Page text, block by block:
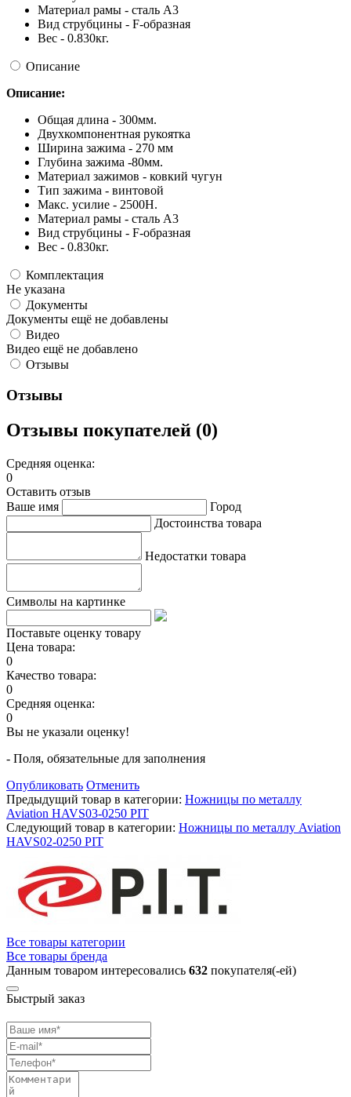
Материал рамы - сталь А3
Вид струбцины - F-образная
Вес - 0.830кг.
Описание
Описание:
Общая длина - 300мм.
Двухкомпонентная рукоятка
Ширина зажима - 270 мм
Глубина зажима -80мм.
Материал зажимов - ковкий чугун
Тип зажима - винтовой
Макс. усилие - 2500Н.
Материал рамы - сталь А3
Вид струбцины - F-образная
Вес - 0.830кг.
Комплектация
Не указана
Документы
Документы ещё не добавлены
Видео
Видео ещё не добавлено
Отзывы
Отзывы
Отзывы покупателей (0)
Средняя оценка:
0
Оставить отзыв
Ваше имя
Город
Достоинства товара
Недостатки товара
Символы на картинке
Поставьте оценку товару
Цена товара:
0
Качество товара:
0
Средняя оценка:
0
Вы не указали оценку!
- Поля, обязательные для заполнения
Опубликовать Отменить
Предыдущий товар в категории: Ножницы по металлу
Aviation HAVS03-0250 PIT
Следующий товар в категории: Ножницы по металлу Aviation
HAVS02-0250 PIT
Все товары категории
Все товары бренда
Данным товаром интересовались 632 покупателя(-ей)
Быстрый заказ